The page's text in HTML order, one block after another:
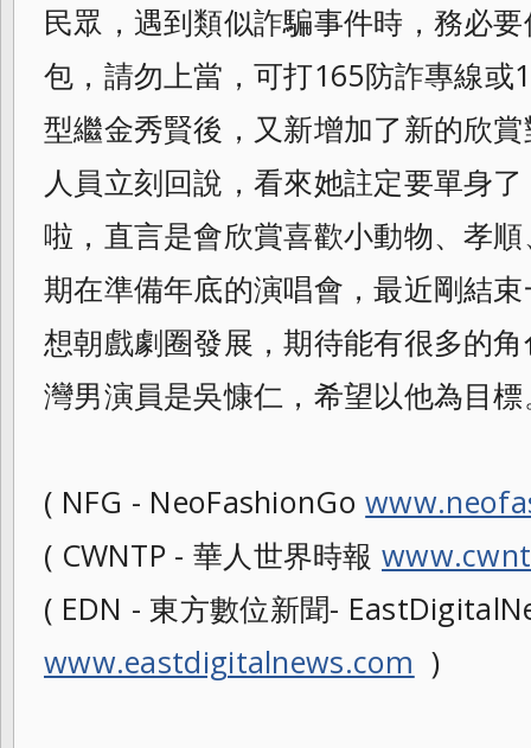
民眾， 遇到類似詐騙事件時，務必
包， 請勿上當，可打165防詐專線或
型繼金秀賢後，又新增加了新的欣
人員立刻回說，看來她註定要單身
啦，直言是會欣賞喜歡小動物、孝
期在準備年底的演唱會，最近剛結
想朝戲劇圈發展，期待能有很多的
灣男演員是吳慷仁，希望以他為目
( NFG - NeoFashionGo
( CWNTP - 華人世界時報
( EDN - 東方數位新聞-
www.eastdigitalnews.com )